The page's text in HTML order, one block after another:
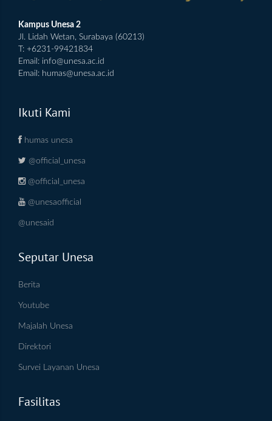
Kampus Unesa 2
Jl. Lidah Wetan, Surabaya (60213)
T: +6231-99421834
Email: info@unesa.ac.id
Email: humas@unesa.ac.id
Ikuti Kami
humas unesa
@official_unesa
@official_unesa
@unesaofficial
@unesaid
Seputar Unesa
Berita
Youtube
Majalah Unesa
Direktori
Survei Layanan Unesa
Fasilitas